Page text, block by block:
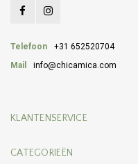
Telefoon
+31 652520704
Mail
info@chicamica.com
KLANTENSERVICE
CATEGORIEËN